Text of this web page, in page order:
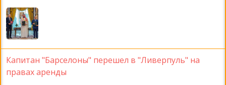
Капитан "Барселоны" перешел в "Ливерпуль" на
правах аренды